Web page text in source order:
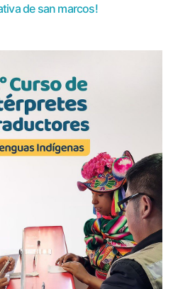
de san marcos!